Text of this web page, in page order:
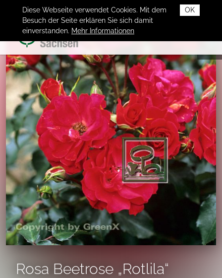
OK
Diese Webseite verwendet Cookies. Mit dem
Besuch der Seite erklären Sie sich damit
einverstanden. Mehr Informationen
Rosa Beetrose „Rotlila“